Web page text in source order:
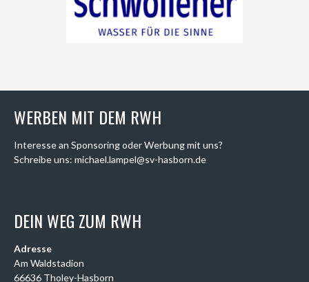
WERBEN MIT DEM RWH
Interesse an Sponsoring oder Werbung mit uns?
Schreibe uns: michael.lampel@sv-hasborn.de
DEIN WEG ZUM RWH
Adresse
Am Waldstadion
66636 Tholey-Hasborn